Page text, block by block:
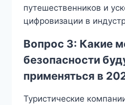
путешественников и
цифровизации в
Вопрос 3: Какие
безопасности
применяться в
Туристические